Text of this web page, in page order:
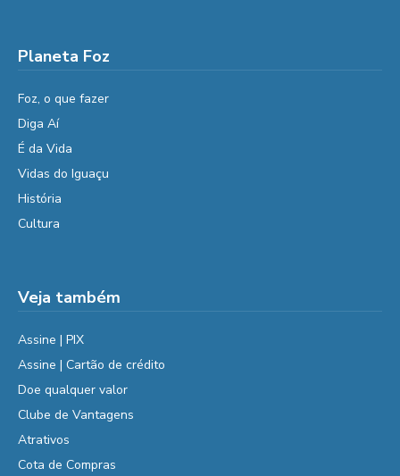
Planeta Foz
Foz, o que fazer
Diga Aí
É da Vida
Vidas do Iguaçu
História
Cultura
Veja também
Assine | PIX
Assine | Cartão de crédito
Doe qualquer valor
Clube de Vantagens
Atrativos
Cota de Compras